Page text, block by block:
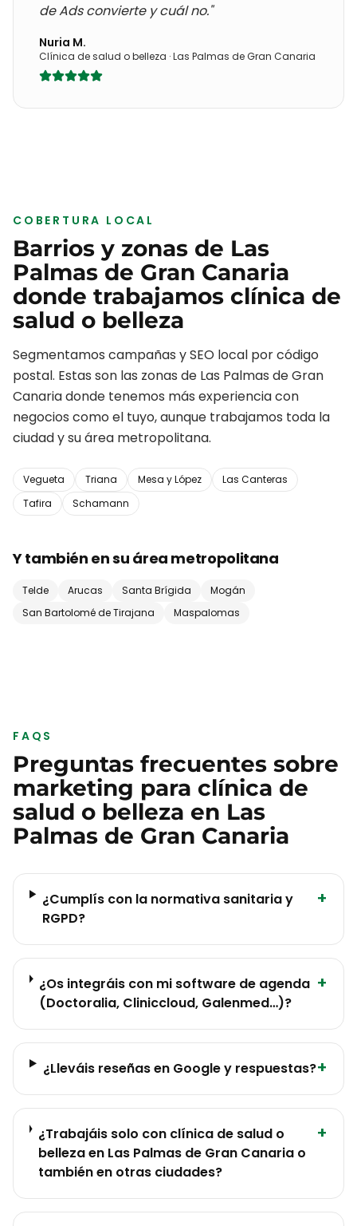
de Ads convierte y cuál no."
Nuria M.
Clínica de salud o belleza ·Las Palmas de Gran Canaria
COBERTURA LOCAL
Barrios y zonas de Las
Palmas de Gran Canaria
donde trabajamos clínica de
salud o belleza
Segmentamos campañas y SEO local por código
postal. Estas son las zonas de Las Palmas de Gran
Canariadonde tenemos más experiencia con
negocios como el tuyo, aunque trabajamos toda la
ciudad y su área metropolitana.
Vegueta Triana Mesa y López
Las Canteras
Tafira
Schamann
Y también en su área metropolitana
Telde Arucas Santa Brígida
Mogán
San Bartolomé de Tirajana
Maspalomas
FAQS
Preguntas frecuentes sobre
marketing para clínica de
salud o belleza en Las
Palmas de Gran Canaria
¿Cumplís con la normativa sanitaria y
RGPD?
+
¿Os integráis con mi software de agenda
(Doctoralia, Cliniccloud, Galenmed…)?
+
¿Lleváis reseñas en Google y respuestas?+
¿Trabajáis solo con clínica de salud o
belleza en Las Palmas de Gran Canaria o
también en otras ciudades?
+